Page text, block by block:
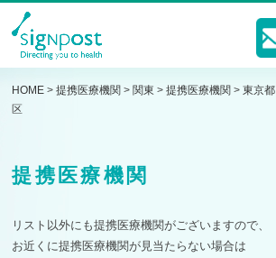
HOME >提携医療機関 > 関東 >提携医療機関 >東京都
区
提携医療機関
リスト以外にも提携医療機関がございますので、
お近くに提携医療機関が見当たらない場合は